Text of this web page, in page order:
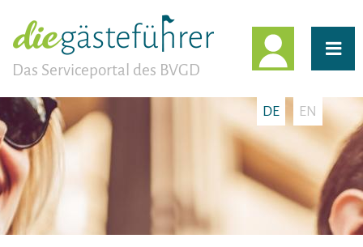
Das Serviceportal des BVGD
DE EN